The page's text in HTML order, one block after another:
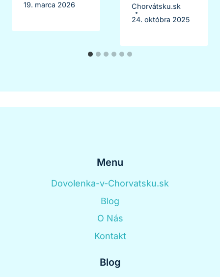
19. marca 2026
Chorvátsku.sk
24. októbra 2025
Menu
Dovolenka-v-Chorvatsku.sk
Blog
O Nás
Kontakt
Blog